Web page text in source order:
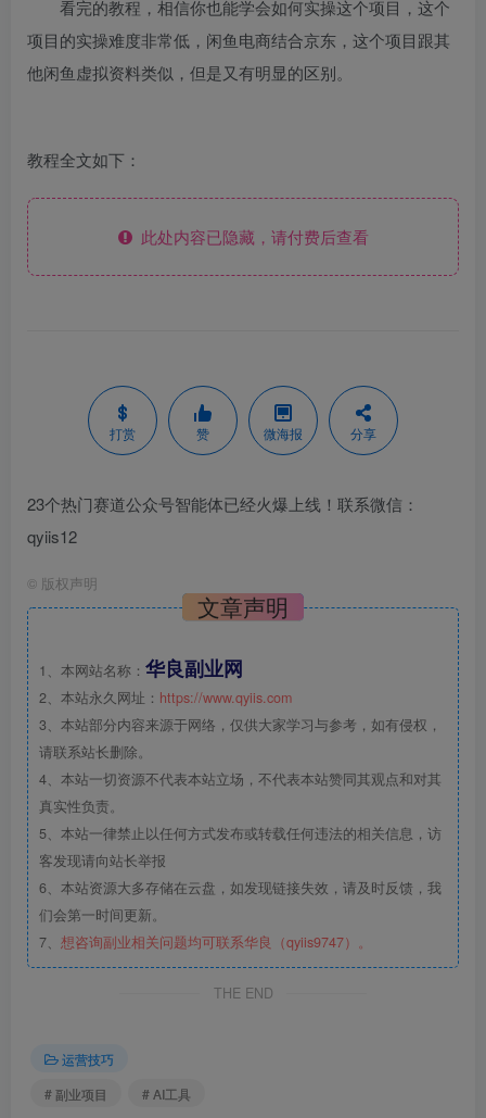
看完的教程，相信你也能学会如何实操这个项目，这个
项目的实操难度非常低，闲鱼电商结合京东，这个项目跟其
他闲鱼虚拟资料类似，但是又有明显的区别。
教程全文如下：
此处内容已隐藏，请付费后查看
打赏 赞 微海报 分享
23个热门赛道公众号智能体已经火爆上线！联系微信：
qyiis12
© 版权声明
文章声明
1、本网站名称： 华良副业网
2、本站永久网址： https://www.qyiis.com
3、本站部分内容来源于网络，仅供大家学习与参考，如有侵权，
请联系站长删除。
4、本站一切资源不代表本站立场，不代表本站赞同其观点和对其
真实性负责。
5、本站一律禁止以任何方式发布或转载任何违法的相关信息，访
客发现请向站长举报
6、本站资源大多存储在云盘，如发现链接失效，请及时反馈，我
们会第一时间更新。
7、 想咨询副业相关问题均可联系华良（qyiis9747）。
THE END
运营技巧
# 副业项目
# AI工具